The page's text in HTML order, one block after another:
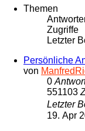
Themen
Zugriffe
Letzter
Persönliche
von
0
551103
Letzter
19. Apr